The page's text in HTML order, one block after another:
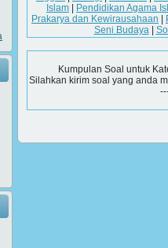
Islam | Pendidikan Agama
Prakarya dan Kewirausahaan |
Seni Budaya |
Kumpulan Soal untuk
Silahkan kirim soal yang anda